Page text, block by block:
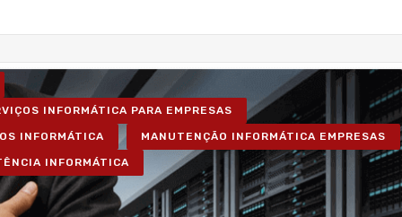
INFORMÁTICA PARA EMPRESAS
INFORMÁTICA MANUTENÇÃO INFORMÁTICA EMPRESAS
INFORMÁTICA